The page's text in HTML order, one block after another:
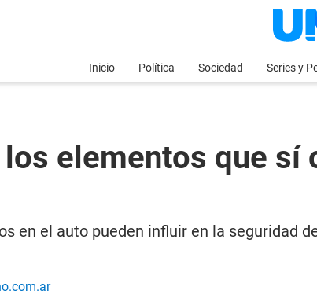
Inicio Política Sociedad Series y
elementos que
en el auto pueden influir en la seguridad